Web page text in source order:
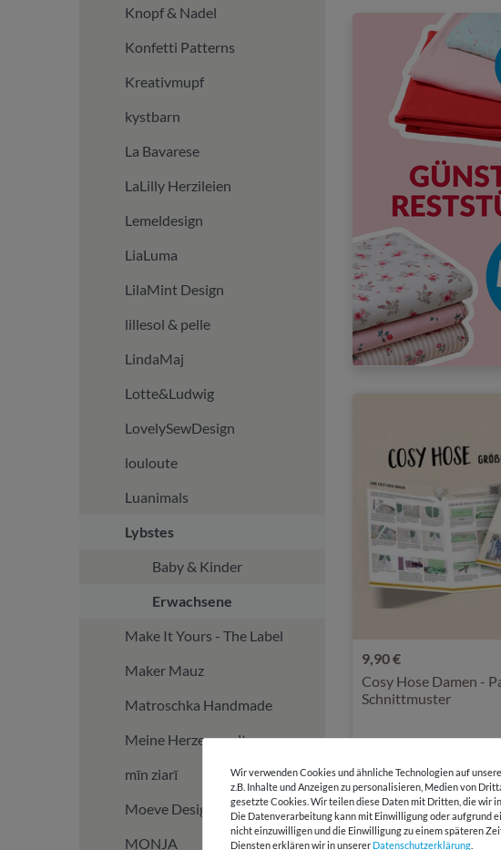
Knopf & Nadel
Konfetti Patterns
Kreativmupf
kystbarn
La Bavarese
LaLilly Herzileien
Lemeldesign
LiaLuma
LilaMint Design
lillesol & pelle
LindaMaj
Lotte&Ludwig
LovelySewDesign
louloute
Luanimals
Lybstes
Baby & Kinder
Erwachsene
Make It Yours - The Label
Maker Mauz
Matroschka Handmade
Meine Herzenswelt
mīn ziarī
Moeve Design
MONJA
9,90 €
Cosy Hose Damen -
Schnittmuster
Wir verwenden Cookies und ähnliche Technologien auf
z.B. Inhalte und Anzeigen zu personalisieren, Medien von
gesetzte Cookies. Wir teilen diese Daten mit Dritten, die wir
Die Datenverarbeitung kann mit Einwilligung oder aufgrund
nicht einzuwilligen und die Einwilligung zu einem späteren
Diensten erklären wir in unserer Daten­schutz­erklärung